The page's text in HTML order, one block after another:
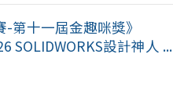
第十一屆金趣咪獎》
SOLIDWORKS設計神人 ...